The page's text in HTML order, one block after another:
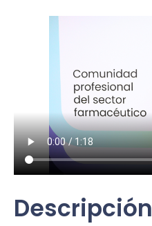
Descripción